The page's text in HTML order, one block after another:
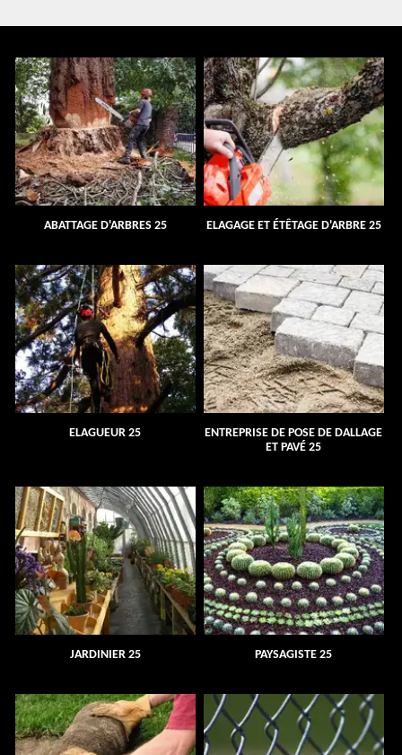
ABATTAGE D'ARBRES 25 ELAGAGE ET ÉTÊTAGE D'ARBRE 25
ELAGUEUR 25
ENTREPRISE DE POSE DE DALLAGE
ET PAVÉ 25
JARDINIER 25 PAYSAGISTE 25